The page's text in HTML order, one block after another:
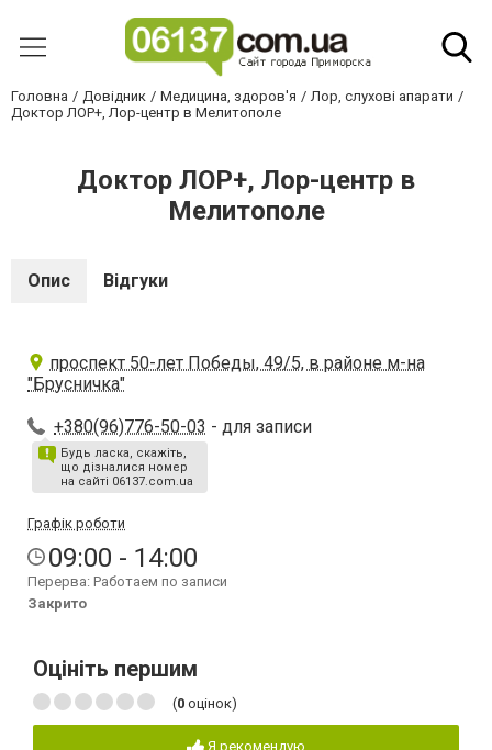
Головна Довідник Медицина, здоров'я
Лор, слухові апарати
Доктор ЛОР+, Лор-центр в Мелитополе
Доктор ЛОР+, Лор-центр в
Мелитополе
Опис Відгуки
проспект 50-лет Победы, 49/5, в районе м-на
"Брусничка"
+380(96)776-50-03 - для записи
Будь ласка, скажіть,
що дізналися номер
на сайті 06137.com.ua
Графік роботи
09:00 - 14:00
Перерва: Работаем по записи
Закрито
Оцініть першим
(0 оцінок)
Я рекомендую